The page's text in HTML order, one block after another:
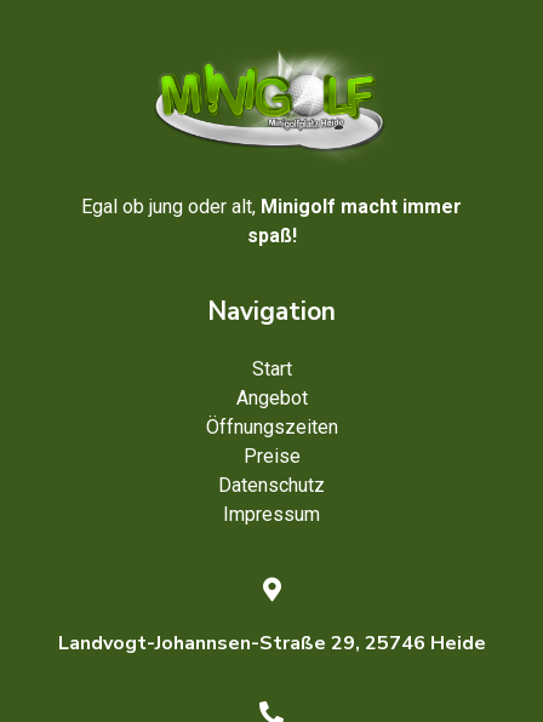
Egal ob jung oder alt, Minigolf macht immer
spaß!
Navigation
Start
Angebot
Öffnungszeiten
Preise
Datenschutz
Impressum
Landvogt-Johannsen-Straße 29, 25746 Heide